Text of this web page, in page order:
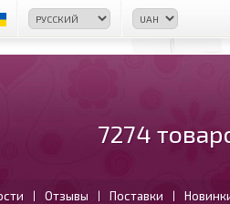
7274
| Отзывы | Поставки |